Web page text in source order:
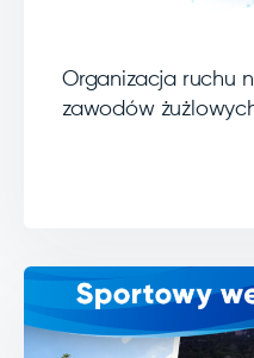
Organizacja ruchu
zawodów